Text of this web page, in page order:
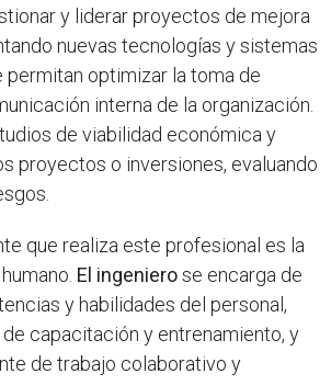
y liderar proyectos de mejora
nuevas tecnologías y sistemas
permitan optimizar la toma de
interna de la organización.
de viabilidad económica y
proyectos o inversiones, evaluando
que realiza este profesional es la
El ingenierose encarga de
y habilidades del personal,
capacitación y entrenamiento, y
de trabajo colaborativo y